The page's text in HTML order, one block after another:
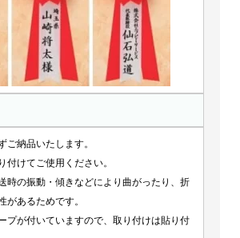
ご納品いたします。
付けてご使用ください。
時の振動・傾きなどにより曲がったり、折
があるためです。
プが付いていますので、取り付けは貼り付